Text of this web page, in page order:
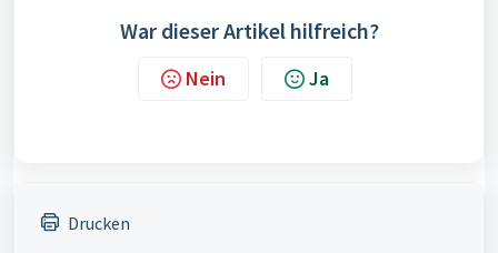
War dieser Artikel hilfreich?
Nein Ja
Drucken